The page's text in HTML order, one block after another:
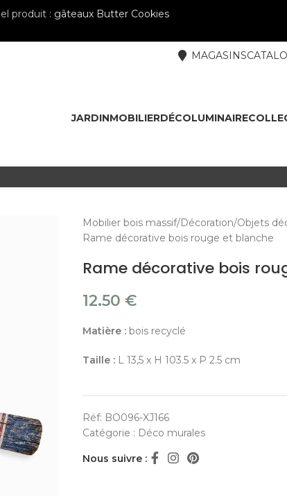
produit : gâteaux Butter Cookies
MAGASINS
JARDINMOBILIERDÉCOLUMINAIRE
Mobilier bois massif Décoration Objets
Rame décorative bois rouge et blanche
Rame décorative bois
12.50 €
Matière :bois recyclé
Taille :L 13,5 x H 103.5 x P 2.5 cm
Réf: BO096-XJ166
Catégorie : Déco murales
Nous suivre :